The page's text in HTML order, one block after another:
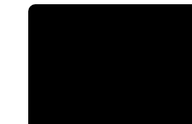
Gezellige cafetaria aan